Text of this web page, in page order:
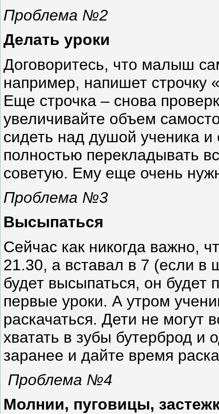
Проблема №2
Делать уроки
Договоритесь, что малыш
например, напишет строчку
Еще строчка – снова
увеличивайте объем
сидеть над душой ученика
полностью перекладывать
советую. Ему еще очень
Проблема №3
Высыпаться
Сейчас как никогда важно,
21.30, а вставал в 7 (если в
будет высыпаться, он будет
первые уроки. А утром
раскачаться. Дети не могут
хватать в зубы бутерброд
заранее и дайте время
Проблема №4
Молнии, пуговицы,